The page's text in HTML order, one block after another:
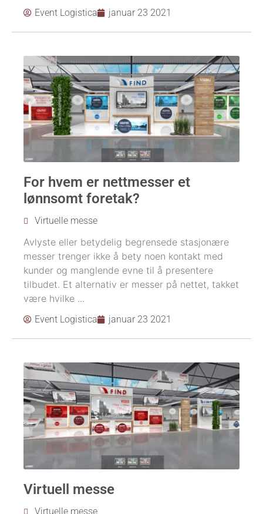
Event Logistica januar 23 2021
For hvem er nettmesser et
lønnsomt foretak?
Virtuelle messe
Avlyste eller betydelig begrensede stasjonære
messer trenger ikke å bety noen kontakt med
kunder og manglende evne til å presentere
tilbudet. Et alternativ er messer på nettet, takket
være hvilke ...
Event Logistica januar 23 2021
Virtuell messe
Virtuelle messe